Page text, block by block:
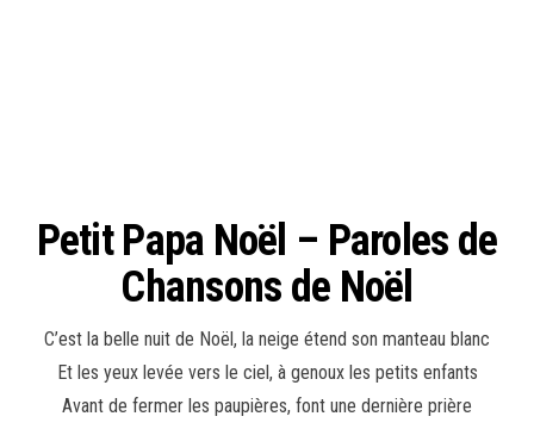
Petit Papa Noël – Paroles de
Chansons de Noël
C’est la belle nuit de Noël, la neige étend son manteau blanc
Et les yeux levée vers le ciel, à genoux les petits enfants
Avant de fermer les paupières, font une dernière prière